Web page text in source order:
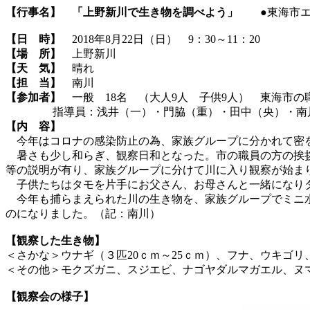
【行事名】 「上野新川で生き物を調べよう」 ●東海市エ
【日 時】
2018年8月22日（日） 9：30～11：20
【場 所】
上野新川
【天 気】
晴れ
【担 当】
南川
【参加者】
一般 18名 （大人9人 子供9人） 東海市の
指導員：浅井（一）・門脇（重）・田中（央）・南
【内 容】
今年はコロナの感染防止の為、家族グループに分かれて密
暑さも少し和らぎ、観察日和となった。市の職員の方の挨
等の説明が有り、家族グループに分けて川に入り観察が始ま
子供たちはタモを片手にお父さん、お母さんと一緒になり
今年も捕らまえられた川の生き物を、家族グループでミニ
のになりました。（記：南川）
【観察した生き物】
＜さかな＞ウナギ（３匹20ｃｍ～25ｃｍ）、フナ、ウキゴ
＜その他＞モクズガニ、スジエビ、ナゴヤダルマガエル、
【観察会の様子】